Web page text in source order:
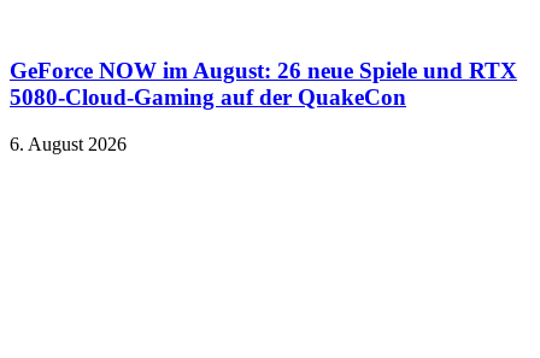
GeForce NOW im August: 26 neue Spiele und RTX
5080-Cloud-Gaming auf der QuakeCon
6. August 2026